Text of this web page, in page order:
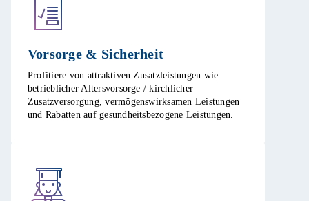
Vorsorge & Sicherheit​
Profitiere von attraktiven Zusatzleistungen wie
betrieblicher Altersvorsorge / kirchlicher
Zusatzversorgung, vermögenswirksamen Leistungen
und Rabatten auf gesundheitsbezogene Leistungen.​